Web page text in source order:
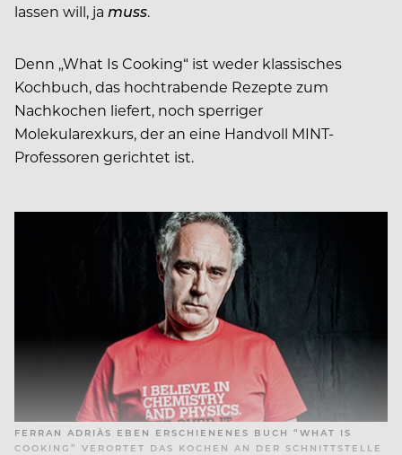
lassen will, ja muss.
Denn „What Is Cooking“ ist weder klassisches
Kochbuch, das hochtrabende Rezepte zum
Nachkochen liefert, noch sperriger
Molekularexkurs, der an eine Handvoll MINT-
Professoren gerichtet ist.
FERRAN ADRIÀS EBEN ERSCHIENENES BUCH “WHAT IS
COOKING” VERORTET DAS KOCHEN AN DER SCHNITTSTELLE